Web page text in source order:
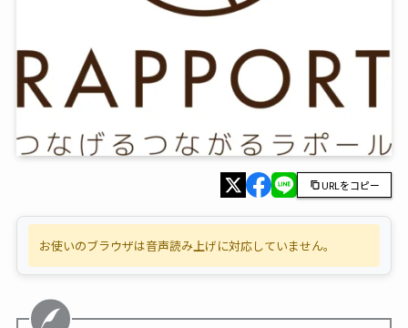
URLをコピー
お使いのブラウザは音声読み上げに対応していません。